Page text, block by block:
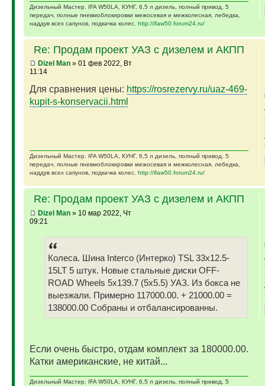
Дизельный Мастер. IFA W50LA, КУНГ, 6,5 л дизель, полный привод, 5
передач, полные пневмоблокировки межосевая и межколесная, лебедка,
наддув всех сапунов, подкачка колес. http://ifaw50.forum24.ru/
Re: Продам проект УАЗ с дизелем и АКПП
Dizel Man» 01 фев 2022, Вт
11:14
Для сравнения цены: https://rosrezervy.ru/uaz-469-
kupit-s-konservacii.html
Дизельный Мастер. IFA W50LA, КУНГ, 6,5 л дизель, полный привод, 5
передач, полные пневмоблокировки межосевая и межколесная, лебедка,
наддув всех сапунов, подкачка колес. http://ifaw50.forum24.ru/
Re: Продам проект УАЗ с дизелем и АКПП
Dizel Man» 10 мар 2022, Чт
09:21
Колеса. Шина Interco (Интерко) TSL 33x12.5-
15LT 5 штук. Новые стальные диски OFF-
ROAD Wheels 5x139.7 (5x5.5) УАЗ. Из бокса не
выезжали. Примерно 117000.00. + 21000.00 =
138000.00 Собраны и отбалансированны.
Если очень быстро, отдам комплект за 180000.00.
Катки американские, не китай...
Дизельный Мастер. IFA W50LA, КУНГ, 6,5 л дизель, полный привод, 5